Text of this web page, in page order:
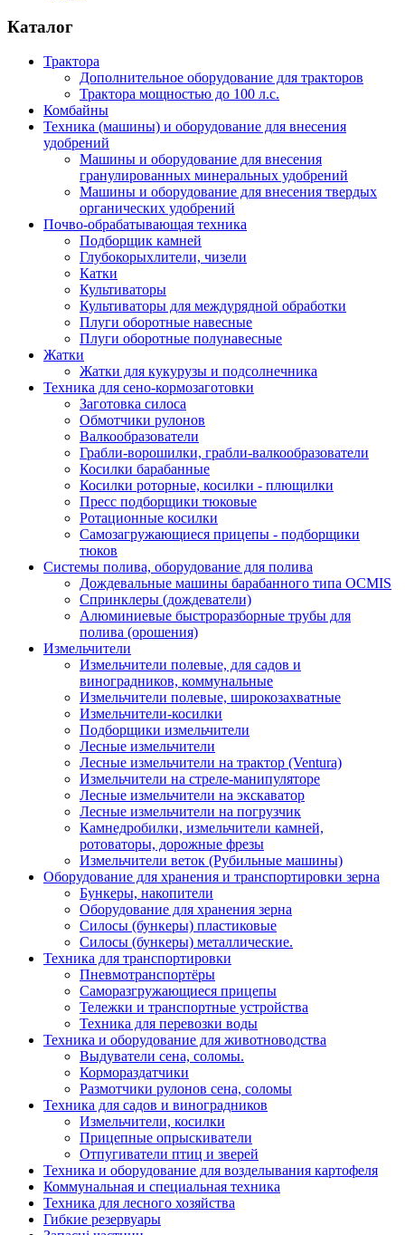
Каталог
Трактора
Дополнительное оборудование для тракторов
Трактора мощностью до 100 л.с.
Комбайны
Техника (машины) и оборудование для внесения
удобрений
Машины и оборудование для внесения
гранулированных минеральных удобрений
Машины и оборудование для внесения твердых
органических удобрений
Почво-обрабатывающая техника
Подборщик камней
Глубокорыхлители, чизели
Катки
Культиваторы
Культиваторы для междурядной обработки
Плуги оборотные навесные
Плуги оборотные полунавесные
Жатки
Жатки для кукурузы и подсолнечника
Техника для сено-кормозаготовки
Заготовка силоса
Обмотчики рулонов
Валкообразователи
Грабли-ворошилки, грабли-валкообразователи
Косилки барабанные
Косилки роторные, косилки - плющилки
Пресс подборщики тюковые
Ротационные косилки
Самозагружающиеся прицепы - подборщики
тюков
Системы полива, оборудование для полива
Дождевальные машины барабанного типа OCMIS
Спринклеры (дождеватели)
Алюминиевые быстроразборные трубы для
полива (орошения)
Измельчители
Измельчители полевые, для садов и
виноградников, коммунальные
Измельчители полевые, широкозахватные
Измельчители-косилки
Подборщики измельчители
Лесные измельчители
Лесные измельчители на трактор (Ventura)
Измельчители на стреле-манипуляторе
Лесные измельчители на экскаватор
Лесные измельчители на погрузчик
Камнедробилки, измельчители камней,
ротоваторы, дорожные фрезы
Измельчители веток (Рубильные машины)
Оборудование для хранения и транспортировки зерна
Бункеры, накопители
Оборудование для хранения зерна
Силосы (бункеры) пластиковые
Силосы (бункеры) металлические.
Техника для транспортировки
Пневмотранспортёры
Саморазгружающиеся прицепы
Тележки и транспортные устройства
Техника для перевозки воды
Техника и оборудование для животноводства
Выдуватели сена, соломы.
Кормораздатчики
Размотчики рулонов сена, соломы
Техника для садов и виноградников
Измельчители, косилки
Прицепные опрыскиватели
Отпугиватели птиц и зверей
Техника и оборудование для возделывания картофеля
Коммунальная и специальная техника
Техника для лесного хозяйства
Гибкие резервуары